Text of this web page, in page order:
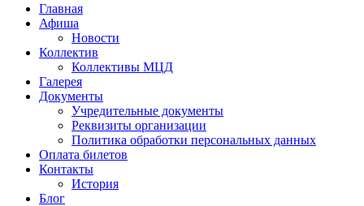
Главная
Афиша
Новости
Коллектив
Коллективы МЦД
Галерея
Документы
Учредительные документы
Реквизиты организации
Политика обработки персональных данных
Оплата билетов
Контакты
История
Блог